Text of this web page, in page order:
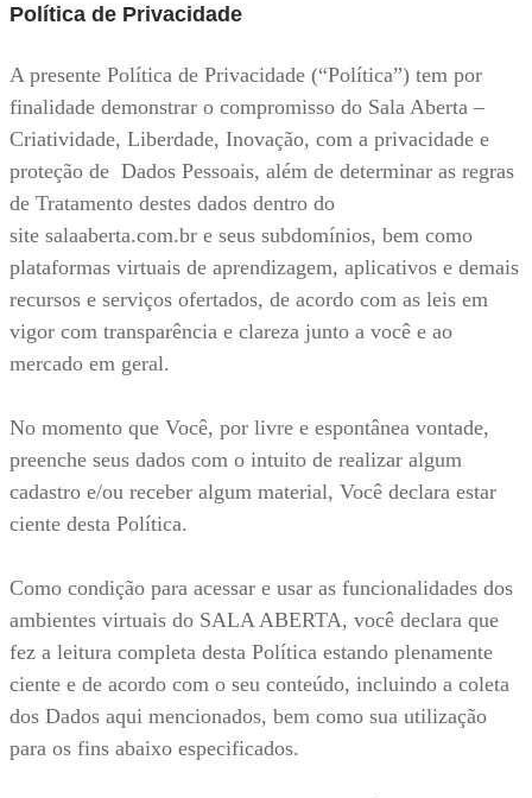
Política de Privacidade
A presente Política de Privacidade (“Política”) tem por
finalidade demonstrar o compromisso do Sala Aberta –
Criatividade, Liberdade, Inovação, com a privacidade e
proteção de Dados Pessoais, além de determinar as regras
de Tratamento destes dados dentro do
site salaaberta.com.br e seus subdomínios, bem como
plataformas virtuais de aprendizagem, aplicativos e demais
recursos e serviços ofertados, de acordo com as leis em
vigor com transparência e clareza junto a você e ao
mercado em geral.
No momento que Você, por livre e espontânea vontade,
preenche seus dados com o intuito de realizar algum
cadastro e/ou receber algum material, Você declara estar
ciente desta Política.
Como condição para acessar e usar as funcionalidades dos
ambientes virtuais do SALA ABERTA, você declara que
fez a leitura completa desta Política estando plenamente
ciente e de acordo com o seu conteúdo, incluindo a coleta
dos Dados aqui mencionados, bem como sua utilização
para os fins abaixo especificados.